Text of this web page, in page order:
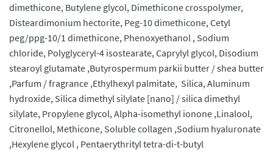
dimethicone, Butylene glycol, Dimethicone crosspolymer,
Disteardimonium hectorite, Peg-10 dimethicone, Cetyl
peg/ppg-10/1 dimethicone, Phenoxyethanol , Sodium
chloride, Polyglyceryl-4 isostearate, Caprylyl glycol, Disodium
stearoyl glutamate ,Butyrospermum parkii butter / shea butter
,Parfum / fragrance ,Ethylhexyl palmitate, Silica, Aluminum
hydroxide, Silica dimethyl silylate [nano] / silica dimethyl
silylate, Propylene glycol, Alpha-isomethyl ionone ,Linalool,
Citronellol, Methicone, Soluble collagen ,Sodium hyaluronate
,Hexylene glycol , Pentaerythrityl tetra-di-t-butyl